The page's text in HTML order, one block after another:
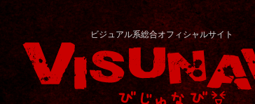
ビジュアル系総合オフィシャルサイト